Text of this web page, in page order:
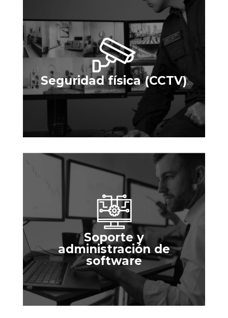
Seguridad física (CCTV)
Soporte y
administración de
software